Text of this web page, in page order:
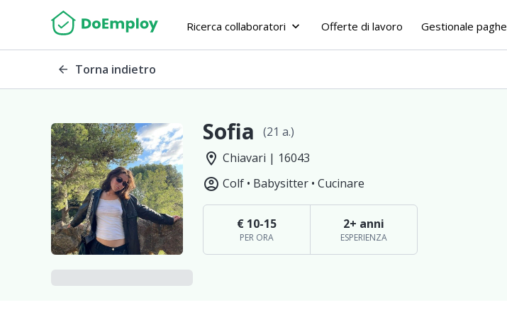
Ricerca collaboratori keyboard_arrow_down Offerte di lavoro Gestionale paghe
arrow_back Torna indietro
Sofia (21 a.)
location_on Chiavari | 16043
account_circle Colf • Babysitter • Cucinare
€ 10-15
PER ORA
2+ anni
ESPERIENZA